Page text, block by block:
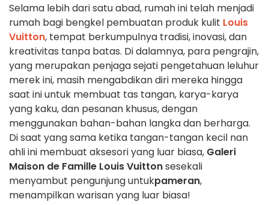
Selama lebih dari satu abad, rumah ini telah menjadi
rumah bagi bengkel pembuatan produk kulit Louis
Vuitton, tempat berkumpulnya tradisi, inovasi, dan
kreativitas tanpa batas. Di dalamnya, para pengrajin,
yang merupakan penjaga sejati pengetahuan leluhur
merek ini, masih mengabdikan diri mereka hingga
saat ini untuk membuat tas tangan, karya-karya
yang kaku, dan pesanan khusus, dengan
menggunakan bahan-bahan langka dan berharga.
Di saat yang sama ketika tangan-tangan kecil nan
ahli ini membuat aksesori yang luar biasa, Galeri
Maison de Famille Louis Vuittonsesekali
menyambut pengunjung untukpameran,
menampilkan warisan yang luar biasa!